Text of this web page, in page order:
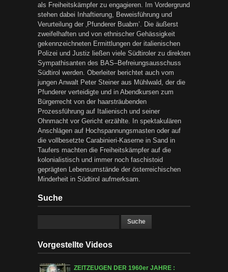
als Freiheitskämpfer zu engagieren. Im Vordergrund
stehen dabei Inhaftierung, Beweisführung und
Verurteilung der ‚Pfunderer Buabm’. Die äußerst
zweifelhaften und von ethnischer Gehässigkeit
gekennzeichneten Ermittlungen der italienischen
Polizei und Justiz ließen viele Südtiroler zu direkten
Sympathisanten des BAS–Befreiungsausschuss
Südtirol werden. Oberleiter berichtet auch vom
jungen Anwalt Peter Steiner aus Mühlwald, der die
Pfunderer verteidigte und in Abendkursen zum
Bürgerrecht von der haarsträubenden
Prozessführung auf Italienisch und seiner
Ohnmacht vor Gericht erzählte. In spektakulären
Anschlägen auf Hochspannungsmasten oder auf
die vollbesetzte Carabinieri-Kaserne in Sand in
Taufers machten die Freiheitskämpfer auf die
kolonialistisch und immer noch faschistoid
geprägten Lebensumstände der österreichischen
Minderheit in Südtirol aufmerksam.
Suche
Vorgestellte Videos
ZEITZEUGEN DER 1960er JAHRE :